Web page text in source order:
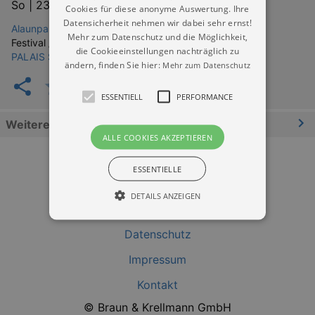
So | 23.08.2026 | 18:00
Alaunpark Dresden
Festival / Fest:
PALAIS SOMMER
Weitere Informationen
Datenschutz
Impressum
Kontakt
© Braun & Krellmann GmbH
Cookies für diese anonyme Auswertung. Ihre
Datensicherheit nehmen wir dabei sehr ernst!
Mehr zum Datenschutz und die Möglichkeit,
die Cookieeinstellungen nachträglich zu
ändern, finden Sie hier: Mehr zum Datenschutz
ESSENTIELL PERFORMANCE
ALLE COOKIES AKZEPTIEREN
ESSENTIELLE
DETAILS ANZEIGEN
grundlegenden Funktionen unserer Webseite
account. Ohne diese Cookies funktioniert